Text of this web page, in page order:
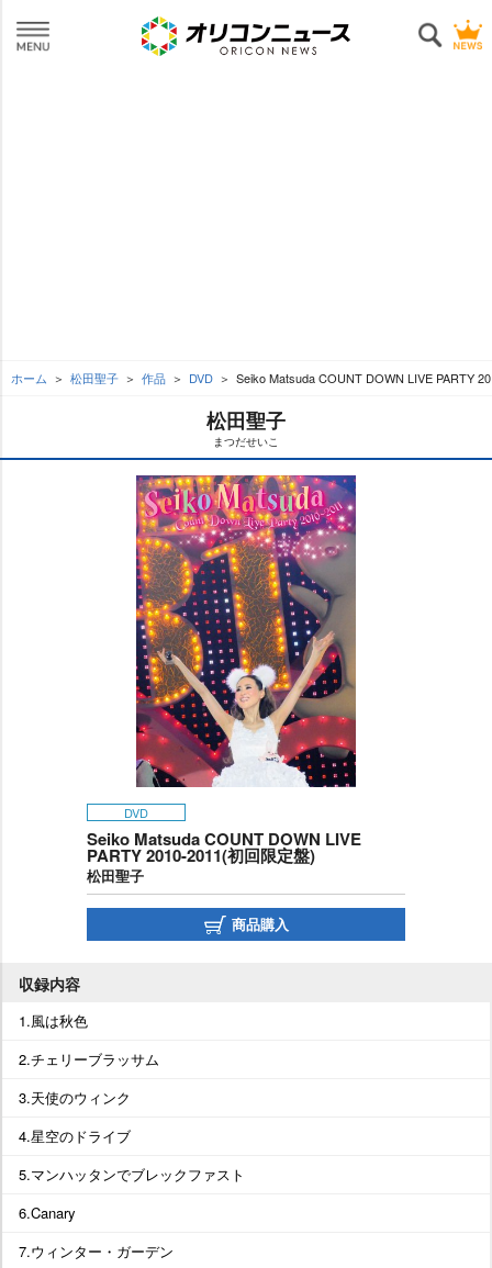
ホーム 松田聖子 作品 DVD Seiko Matsuda COUNT DOWN LIVE PARTY
松田聖子
まつだせいこ
DVD
Seiko Matsuda COUNT DOWN LIVE
PARTY 2010-2011(初回限定盤)
松田聖子
商品購入
収録内容
1.風は秋色
2.チェリーブラッサム
3.天使のウィンク
4.星空のドライブ
5.マンハッタンでブレックファスト
6.Canary
7.ウィンター・ガーデン